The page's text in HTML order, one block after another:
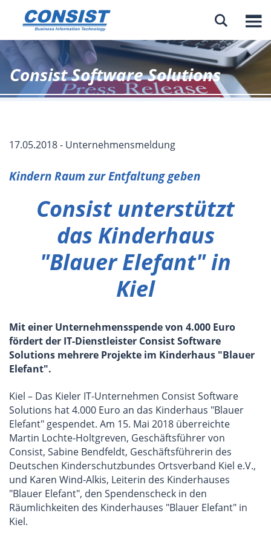

Consist Software Solutions
17.05.2018 - Unternehmensmeldung
Kindern Raum zur Entfaltung geben
Consist unterstützt
das Kinderhaus
"Blauer Elefant" in
Kiel
Mit einer Unternehmensspende von 4.000 Euro
fördert der IT-Dienstleister Consist Software
Solutions mehrere Projekte im Kinderhaus "Blauer
Elefant".
Kiel – Das Kieler IT-Unternehmen Consist Software
Solutions hat 4.000 Euro an das Kinderhaus "Blauer
Elefant" gespendet. Am 15. Mai 2018 überreichte
Martin Lochte-Holtgreven, Geschäftsführer von
Consist, Sabine Bendfeldt, Geschäftsführerin des
Deutschen Kinderschutzbundes Ortsverband Kiel e.V.,
und Karen Wind-Alkis, Leiterin des Kinderhauses
"Blauer Elefant", den Spendenscheck in den
Räumlichkeiten des Kinderhauses "Blauer Elefant" in
Kiel.